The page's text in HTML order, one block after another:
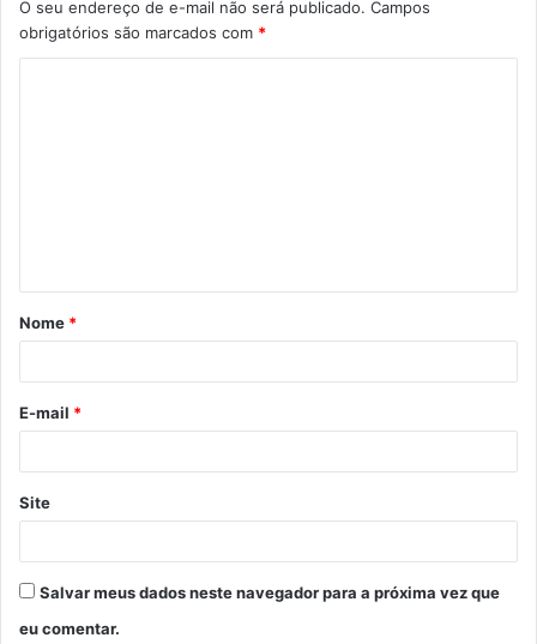
O seu endereço de e-mail não será publicado. Campos
obrigatórios são marcados com *
á
r
*
Nome *
E-mail *
Site
Salvar meus dados neste navegador para a próxima vez que
eu comentar.